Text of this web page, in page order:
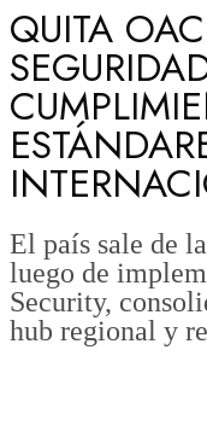
Aerolíneas
Aeronáutica
Aeropuertos
Columnistas
QUITA
El país sale de
luego de
Security,
hub regional y